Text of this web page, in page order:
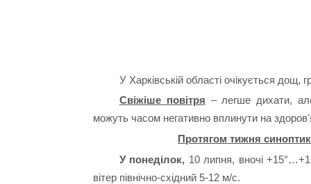
У Харківській області очікується дощ,
Свіжіше повітря – легше дихати,
можуть часом негативно вплинути на
Протягом тижня
У понеділок, 10 липня, вночі
вітер північно-східний 5-12 м/с.